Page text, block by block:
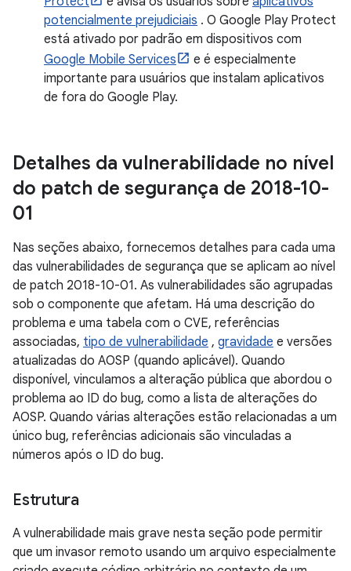
potencialmente prejudiciais . O Google Play Protect
está ativado por padrão em dispositivos com
Google Mobile Services
e é especialmente
importante para usuários que instalam aplicativos
de fora do Google Play.
Detalhes da vulnerabilidade no nível
do patch de segurança de 2018-10-
01
Nas seções abaixo, fornecemos detalhes para cada uma
das vulnerabilidades de segurança que se aplicam ao nível
de patch 2018-10-01. As vulnerabilidades são agrupadas
sob o componente que afetam. Há uma descrição do
problema e uma tabela com o CVE, referências
associadas, tipo de vulnerabilidade , gravidade e versões
atualizadas do AOSP (quando aplicável). Quando
disponível, vinculamos a alteração pública que abordou o
problema ao ID do bug, como a lista de alterações do
AOSP. Quando várias alterações estão relacionadas a um
único bug, referências adicionais são vinculadas a
números após o ID do bug.
Estrutura
A vulnerabilidade mais grave nesta seção pode permitir
que um invasor remoto usando um arquivo especialmente